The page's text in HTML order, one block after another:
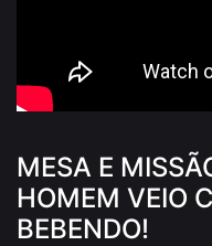
MESA E
HOMEM VEIO
BEBENDO!